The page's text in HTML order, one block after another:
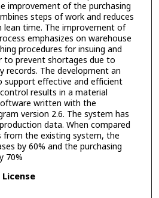
improvement of the purchasing
steps of work and reduces
time. The improvement of
emphasizes on warehouse
procedures for insuing and
to prevent shortages due to
records. The development an
effective and efficient
results in a material
written with the
version 2.6. The system has
data. When compared
the existing system, the
by 60% and the purchasing
70%